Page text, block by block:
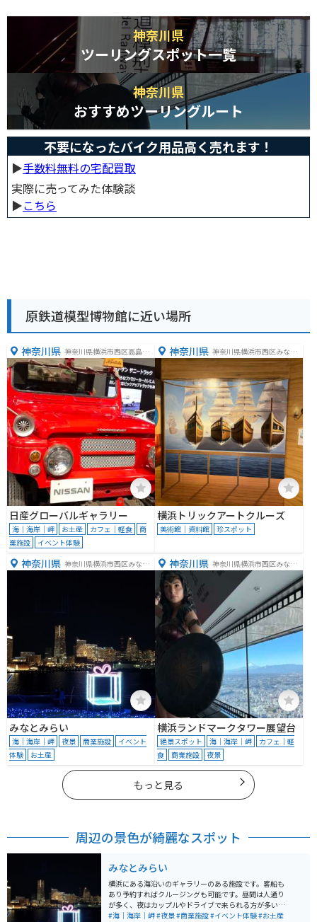
神奈川県
ツーリングスポット一覧
神奈川県
おすすめツーリングルート
不要になったバイク用品高く売れます！
▶︎手数料無料の宅配買取
実際に売ってみた体験談
▶︎こちら
原鉄道模型博物館に近い場所
神奈川県 神奈川県横浜市西区高島１
丁目１−１
日産グローバルギャラリー
海｜海岸｜岬 お土産 カフェ｜軽食
商
業施設
イベント体験
神奈川県 神奈川県横浜市西区みなと
みらい２丁目２−１
横浜トリックアートクルーズ
美術館｜資料館 珍スポット
神奈川県 神奈川県横浜市西区みなと
みなとみらい
海｜海岸｜岬 夜景 商業施設
イベント
体験
お土産
神奈川県 神奈川県横浜市西区みなと
みらい２丁目２−１
横浜ランドマークタワー展望台
絶景スポット 海｜海岸｜岬
カフェ｜軽
食
商業施設 夜景
もっと見る
周辺の景色が綺麗なスポット
みなとみらい
横浜にある海沿いのギャラリーのある施設です。客船も
あり予約すればクルージングも可能です。昼間は人通り
が多く、夜はカップルやドライブで来られる方が多いで
す。駐車場は近隣にあります。近くには赤レンガ倉庫や
#海｜海岸｜岬#夜景#商業施設#イベント体験#お土産